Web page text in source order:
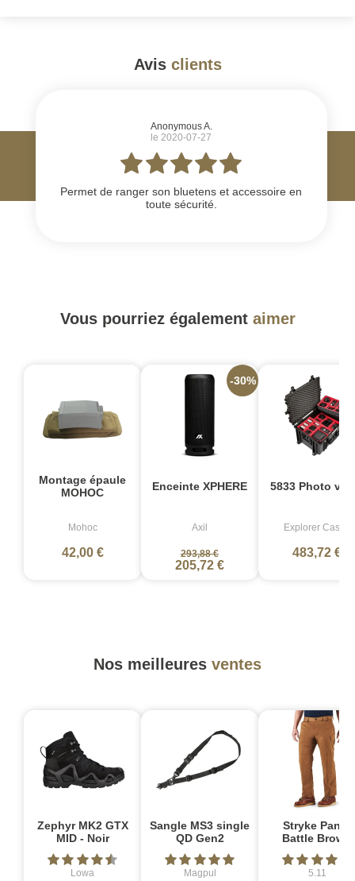
Avis clients
Anonymous A.
le 2020-07-27
Permet de ranger son bluetens et accessoire en
toute sécurité.
Vous pourriez également aimer
Montage épaule
MOHOC
Mohoc
42,00 €
Enceinte XPHERE
Axil
293,88 €
205,72 €
-30%
5833 Photo
Explorer Cases
483,72 €
Nos meilleures ventes
Zephyr MK2 GTX
MID - Noir
Lowa
Sangle MS3 single
QD Gen2
Magpul
Stryke Pant -
Battle Brown
5.11